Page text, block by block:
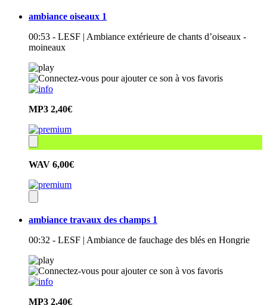
ambiance oiseaux 1
00:53 - LESF | Ambiance extérieure de chants d’oiseaux -
moineaux
MP3 2,40€
WAV 6,00€
ambiance travaux des champs 1
00:32 - LESF | Ambiance de fauchage des blés en Hongrie
MP3 2,40€